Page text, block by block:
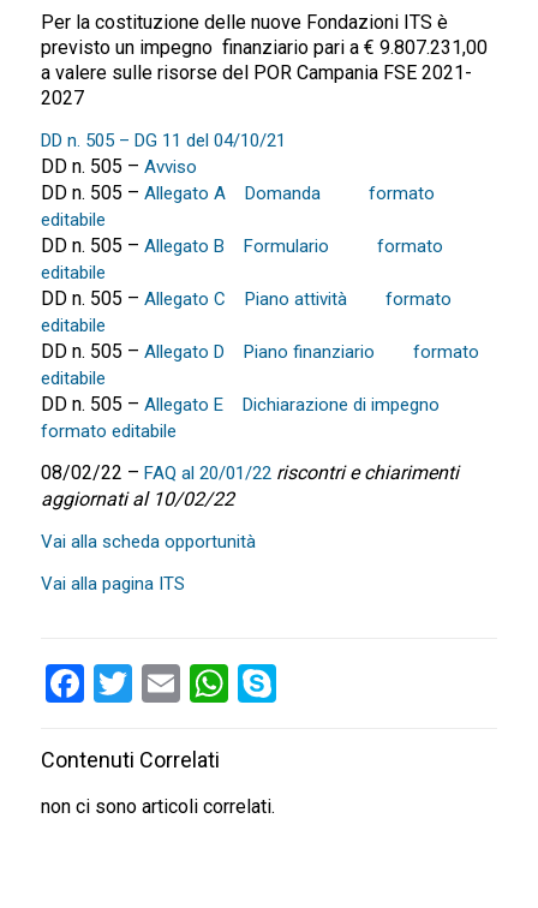
Per la costituzione delle nuove Fondazioni ITS è
previsto un impegno finanziario pari a € 9.807.231,00
a valere sulle risorse del POR Campania FSE 2021-
2027
DD n. 505 – DG 11 del 04/10/21
DD n. 505 – Avviso
DD n. 505 – Allegato A Domanda
formato
editabile
DD n. 505 – Allegato B Formulario
formato
editabile
DD n. 505 – Allegato C Piano attività
formato
editabile
DD n. 505 – Allegato D Piano finanziario
formato
editabile
DD n. 505 – Allegato E Dichiarazione di impegno
formato editabile
08/02/22 – FAQ al 20/01/22 riscontri e chiarimenti
aggiornati al 10/02/22
Vai alla scheda opportunità
Vai alla pagina ITS
FacebookTwitter Email WhatsApp
Contenuti Correlati
non ci sono articoli correlati.